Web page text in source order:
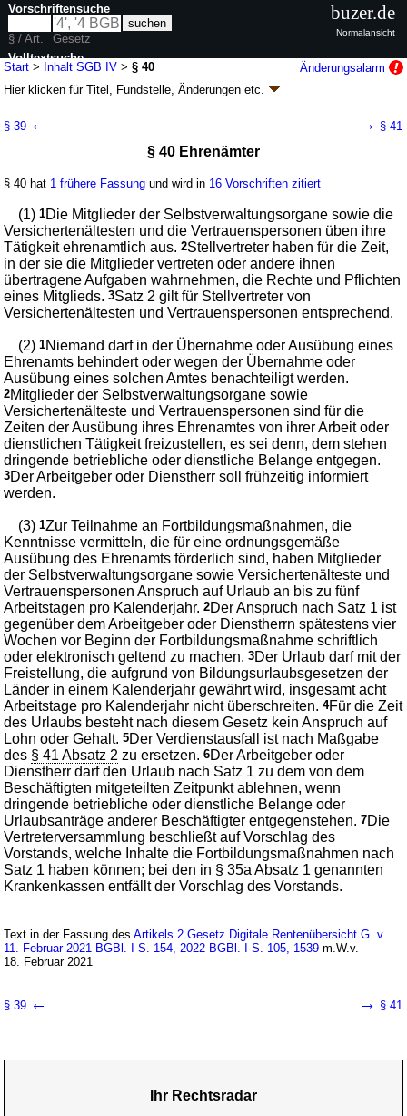
Start > Inhalt SGB IV >§ 40
Änderungsalarm
Hier klicken fürTitel, Fundstelle, Änderungen etc.
Gemeinsame Vorschriften für die
Sozialversicherung - (SGB IV)
neugefasst durch B. v. 12.11.2009BGBl. I S. 3710, 3973, 2011 I 363;
Artikel 2
Geltung ab 01.07.1977; FNA: 860-4-1Sozialgesetzbuch
202 weitere Fassungen | wird in 1127 Vorschriften zitiert
Vierter Abschnitt Träger der Sozialversicherung
Erster Titel Verfassung
§ 39 ← → § 41
§ 40 Ehrenämter
§ 40 hat 1 frühere Fassung und wird in 16 Vorschriften zitiert
(1)1Die Mitglieder der Selbstverwaltungsorgane sowie die
Versichertenältesten und die Vertrauenspersonen üben ihre
Tätigkeit ehrenamtlich aus.2Stellvertreter haben für die Zeit,
in der sie die Mitglieder vertreten oder andere ihnen
übertragene Aufgaben wahrnehmen, die Rechte und Pflichten
eines Mitglieds.3Satz 2 gilt für Stellvertreter von
Versichertenältesten und Vertrauenspersonen entsprechend.
(2)1Niemand darf in der Übernahme oder Ausübung eines
Ehrenamts behindert oder wegen der Übernahme oder
Ausübung eines solchen Amtes benachteiligt werden.
2Mitglieder der Selbstverwaltungsorgane sowie
Versichertenälteste und Vertrauenspersonen sind für die
Zeiten der Ausübung ihres Ehrenamtes von ihrer Arbeit oder
dienstlichen Tätigkeit freizustellen, es sei denn, dem stehen
dringende betriebliche oder dienstliche Belange entgegen.
3Der Arbeitgeber oder Dienstherr soll frühzeitig informiert
werden.
(3)1Zur Teilnahme an Fortbildungsmaßnahmen, die
Kenntnisse vermitteln, die für eine ordnungsgemäße
Ausübung des Ehrenamts förderlich sind, haben Mitglieder
der Selbstverwaltungsorgane sowie Versichertenälteste und
Vertrauenspersonen Anspruch auf Urlaub an bis zu fünf
Arbeitstagen pro Kalenderjahr.2Der Anspruch nach Satz 1 ist
gegenüber dem Arbeitgeber oder Dienstherrn spätestens vier
Wochen vor Beginn der Fortbildungsmaßnahme schriftlich
oder elektronisch geltend zu machen.3Der Urlaub darf mit der
Freistellung, die aufgrund von Bildungsurlaubsgesetzen der
Länder in einem Kalenderjahr gewährt wird, insgesamt acht
Arbeitstage pro Kalenderjahr nicht überschreiten.4Für die Zeit
des Urlaubs besteht nach diesem Gesetz kein Anspruch auf
Lohn oder Gehalt.5Der Verdienstausfall ist nach Maßgabe
des § 41 Absatz 2 zu ersetzen.6Der Arbeitgeber oder
Dienstherr darf den Urlaub nach Satz 1 zu dem von dem
Beschäftigten mitgeteilten Zeitpunkt ablehnen, wenn
dringende betriebliche oder dienstliche Belange oder
Urlaubsanträge anderer Beschäftigter entgegenstehen.7Die
Vertreterversammlung beschließt auf Vorschlag des
Vorstands, welche Inhalte die Fortbildungsmaßnahmen nach
Satz 1 haben können; bei den in § 35a Absatz 1 genannten
Krankenkassen entfällt der Vorschlag des Vorstands.
Text in der Fassung desArtikels 2 Gesetz Digitale Rentenübersicht G. v.
11. Februar 2021 BGBl. I S. 154, 2022 BGBl. I S. 105, 1539 m.W.v.
18. Februar 2021
§ 39 ← → § 41
Ihr Rechtsradar
Vorschriftensuche
§ / Art.
Gesetz
Volltextsuche
nur in SGB IV
buzer.de
Normalansicht